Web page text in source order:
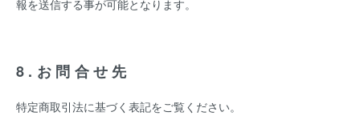
報を送信する事が可能となります。
8.お問合せ先
特定商取引法に基づく表記をご覧ください。